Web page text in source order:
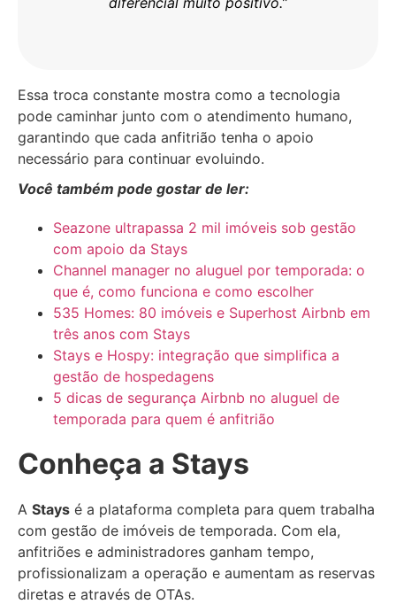
Essa troca constante mostra como a tecnologia
pode caminhar junto com o atendimento humano,
garantindo que cada anfitrião tenha o apoio
necessário para continuar evoluindo.
Você também pode gostar de ler:
Seazone ultrapassa 2 mil imóveis sob gestão
com apoio da Stays
Channel manager no aluguel por temporada: o
que é, como funciona e como escolher
535 Homes: 80 imóveis e Superhost Airbnb em
três anos com Stays
Stays e Hospy: integração que simplifica a
gestão de hospedagens
5 dicas de segurança Airbnb no aluguel de
temporada para quem é anfitrião
Conheça a Stays
A Stays é a plataforma completa para quem trabalha
com gestão de imóveis de temporada. Com ela,
anfitriões e administradores ganham tempo,
profissionalizam a operação e aumentam as reservas
diretas e através de OTAs.